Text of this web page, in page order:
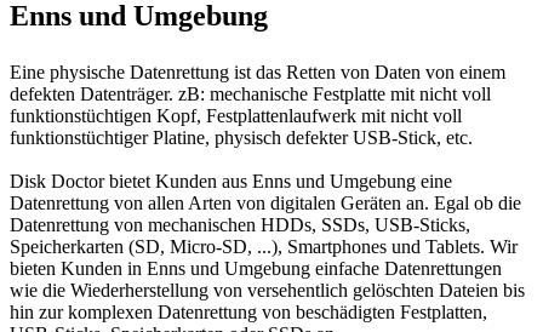
Enns und Umgebung
Eine physische Datenrettung ist das Retten von Daten von einem
defekten Datenträger. zB: mechanische Festplatte mit nicht voll
funktionstüchtigen Kopf, Festplattenlaufwerk mit nicht voll
funktionstüchtiger Platine, physisch defekter USB-Stick, etc.
Disk Doctor bietet Kunden aus Enns und Umgebung eine
Datenrettung von allen Arten von digitalen Geräten an. Egal ob die
Datenrettung von mechanischen HDDs, SSDs, USB-Sticks,
Speicherkarten (SD, Micro-SD, ...), Smartphones und Tablets. Wir
bieten Kunden in Enns und Umgebung einfache Datenrettungen
wie die Wiederherstellung von versehentlich gelöschten Dateien bis
hin zur komplexen Datenrettung von beschädigten Festplatten,